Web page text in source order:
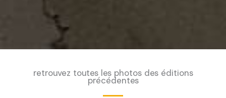
retrouvez toutes les photos des éditions
précédentes